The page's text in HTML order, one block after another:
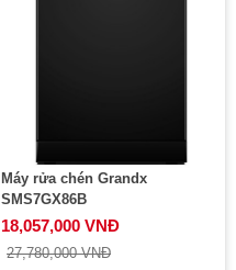
Máy rửa chén Grandx
SMS7GX86B
18,057,000 VNĐ
27,780,000 VNĐ